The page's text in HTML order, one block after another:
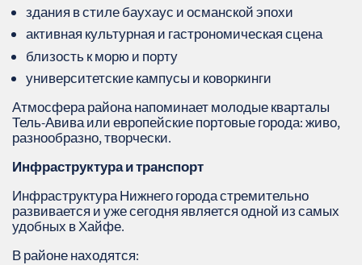
здания в стиле баухаус и османской эпохи
активная культурная и гастрономическая сцена
близость к морю и порту
университетские кампусы и коворкинги
Атмосфера района напоминает молодые кварталы
Тель‑Авива или европейские портовые города: живо,
разнообразно, творчески.
Инфраструктура и транспорт
Инфраструктура Нижнего города стремительно
развивается и уже сегодня является одной из самых
удобных в Хайфе.
В районе находятся: